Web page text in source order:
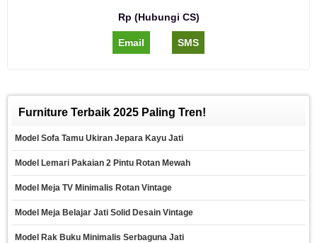
Rp (Hubungi CS)
Email SMS
Furniture Terbaik 2025 Paling Tren!
Model Sofa Tamu Ukiran Jepara Kayu Jati
Model Lemari Pakaian 2 Pintu Rotan Mewah
Model Meja TV Minimalis Rotan Vintage
Model Meja Belajar Jati Solid Desain Vintage
Model Rak Buku Minimalis Serbaguna Jati